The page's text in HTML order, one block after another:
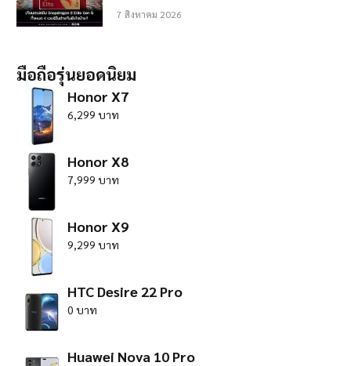
7 สิงหาคม 2026
มือถือรุ่นยอดนิยม
Honor X7
6,299 บาท
Honor X8
7,999 บาท
Honor X9
9,299 บาท
HTC Desire 22 Pro
0 บาท
Huawei Nova 10 Pro